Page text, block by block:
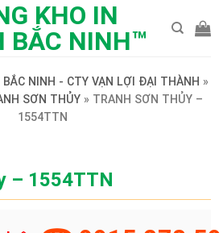
NINH - CTY VẠN LỢI ĐẠI THÀNH »
SƠN THỦY » TRANH SƠN THỦY –
1554TTN
– 1554TTN